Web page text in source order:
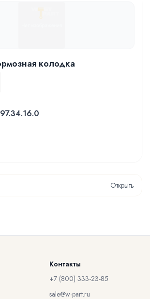
колодка
Открыть
Контакты
+7 (800) 333-23-85
sale@w-part.ru